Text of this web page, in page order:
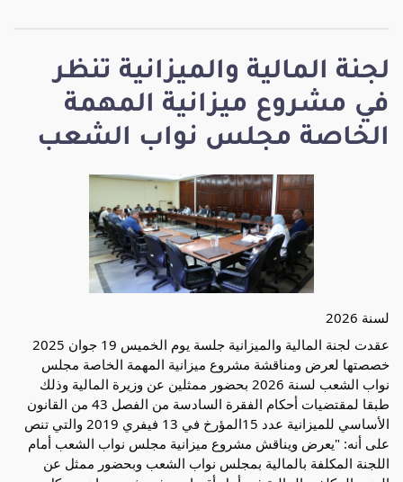
لجنة المالية والميزانية تنظر
في مشروع ميزانية المهمة
الخاصة مجلس نواب الشعب
لسنة 2026
عقدت لجنة المالية والميزانية جلسة يوم الخميس 19 جوان 2025
خصصتها لعرض ومناقشة مشروع ميزانية المهمة الخاصة مجلس
نواب الشعب لسنة 2026 بحضور ممثلين عن وزيرة المالية وذلك
طبقا لمقتضيات أحكام الفقرة السادسة من الفصل 43 من القانون
الأساسي للميزانية عدد 15المؤرخ في 13 فيفري 2019 والتي تنص
على أنه: "يعرض ويناقش مشروع ميزانية مجلس نواب الشعب أمام
اللجنة المكلفة بالمالية بمجلس نواب الشعب وبحضور ممثل عن